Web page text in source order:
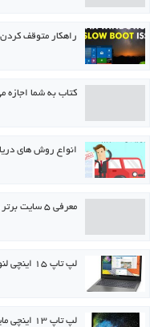
راهکار متوقف
كتاب به شما اجازه
انواع روش های
معرفی ۵ سایت برتر در حوزه دندانپزشکی
لپ تاپ ۱۵ اینچی لنوو مدل ideapad 330…
لپ تاپ ۱۳ اینچی مایکروسافت مدل Surface Book…